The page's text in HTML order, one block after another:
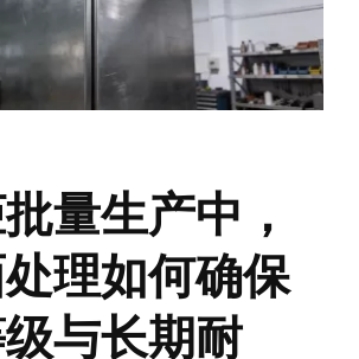
量生产中，
理如何确保
与长期耐